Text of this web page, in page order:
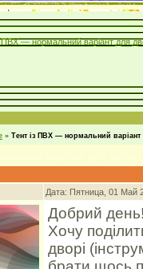
ПВХ — нормальний варіант для
» Тент із ПВХ — нормальний
Дата: Пятница, 01 Май
Добрий
Хочу
дворі